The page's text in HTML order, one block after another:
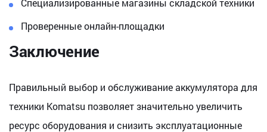
Специализированные магазины складской техники
Проверенные онлайн-площадки
Заключение
Правильный выбор и обслуживание аккумулятора для
техники Komatsu позволяет значительно увеличить
ресурс оборудования и снизить эксплуатационные